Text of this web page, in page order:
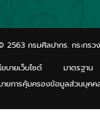
2563 กรมศิลปากร. กระทร
ยบายเว็บไซต์
มาตรฐาน
ายการคุ้มครองข้อมูลส่วนบุคค